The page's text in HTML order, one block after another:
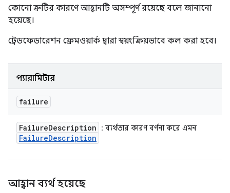
কোনো ত্রুটির কারণে আহ্বানটি অসম্পূর্ণ রয়েছে বলে জানানো
হয়েছে।
ট্রেডফেডারেশন ফ্রেমওয়ার্ক দ্বারা স্বয়ংক্রিয়ভাবে কল করা হবে।
প্যারামিটার
failure
FailureDescription : ব্যর্থতার কারণ বর্ণনা করে এমন
FailureDescription
আহ্বান ব্যর্থ হয়েছে